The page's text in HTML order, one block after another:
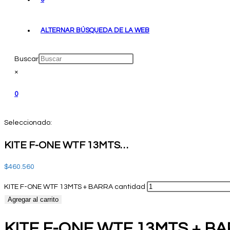
ALTERNAR BÚSQUEDA DE LA WEB
Buscar
×
0
Seleccionado:
KITE F-ONE WTF 13MTS…
$460.560
KITE F-ONE WTF 13MTS + BARRA cantidad
Agregar al carrito